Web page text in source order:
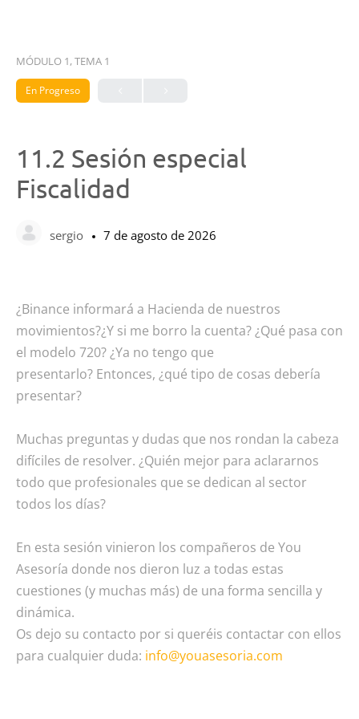
MÓDULO 1, TEMA 1
En Progreso
11.2 Sesión especial
Fiscalidad
sergio 7 de agosto de 2026
¿Binance informará a Hacienda de nuestros
movimientos?¿Y si me borro la cuenta? ¿Qué pasa con
el modelo 720? ¿Ya no tengo que
presentarlo? Entonces, ¿qué tipo de cosas debería
presentar?
Muchas preguntas y dudas que nos rondan la cabeza
difíciles de resolver. ¿Quién mejor para aclararnos
todo que profesionales que se dedican al sector
todos los días?
En esta sesión vinieron los compañeros de You
Asesoría donde nos dieron luz a todas estas
cuestiones (y muchas más) de una forma sencilla y
dinámica.
Os dejo su contacto por si queréis contactar con ellos
para cualquier duda: info@youasesoria.com